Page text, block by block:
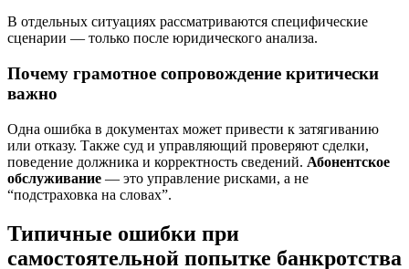
В отдельных ситуациях рассматриваются специфические
сценарии — только после юридического анализа.
Почему грамотное сопровождение критически
важно
Одна ошибка в документах может привести к затягиванию
или отказу. Также суд и управляющий проверяют сделки,
поведение должника и корректность сведений. Абонентское
обслуживание — это управление рисками, а не
“подстраховка на словах”.
Типичные ошибки при
самостоятельной попытке банкротства